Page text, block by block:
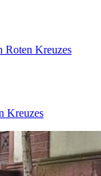
Roten Kreuzes
Kreuzes